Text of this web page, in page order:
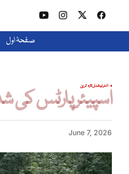
صفحۂ اول
انٹرنیشنلتازہ ترین
اسپیئر پارٹس
June 7, 2026